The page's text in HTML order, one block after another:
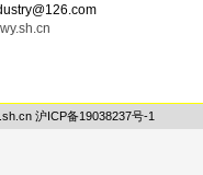
沪ICP备19038237号-1